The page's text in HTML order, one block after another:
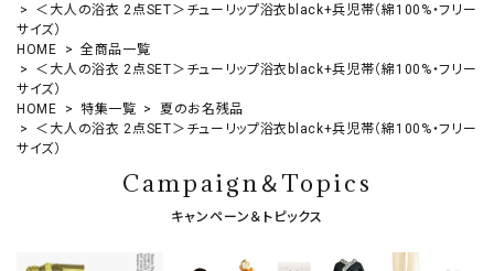
＜大人の浴衣 2点SET＞チューリップ浴衣black+兵児帯（綿100%・フリー
サイズ）
HOME
全商品一覧
＜大人の浴衣 2点SET＞チューリップ浴衣black+兵児帯（綿100%・フリー
サイズ）
HOME
特集一覧
夏のお名残品
＜大人の浴衣 2点SET＞チューリップ浴衣black+兵児帯（綿100%・フリー
サイズ）
Campaign＆Topics
キャンペーン＆トピックス